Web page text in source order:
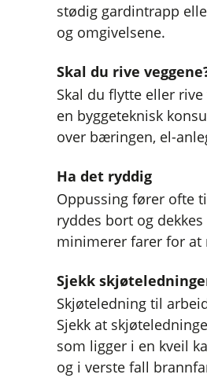
stødig gardintrapp
og omgivelsene.
Skal du rive
Skal du flytte eller
en byggeteknisk
over bæringen, el-
Ha det ryddig
Oppussing fører ofte
ryddes bort og
minimerer farer for at
Sjekk
Skjøteledning til
Sjekk at
som ligger i en kveil
og i verste fall